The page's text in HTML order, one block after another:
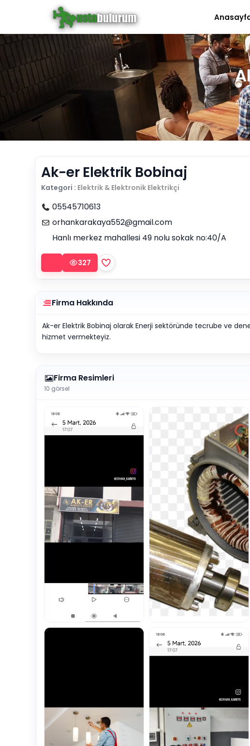
Ak-er Elektrik Bobinaj
Kategori : Elektrik & Elektronik Elektrikçi
05545710613
orhankarakaya552@gmail.com
Hanlı merkez mahallesi 49 nolu sokak no:40/A
327
Firma Hakkında
Ak-er Elektrik Bobinaj olarak Enerji sektöründe tecrube ve
hizmet vermekteyiz.
Firma Resimleri
10 görsel